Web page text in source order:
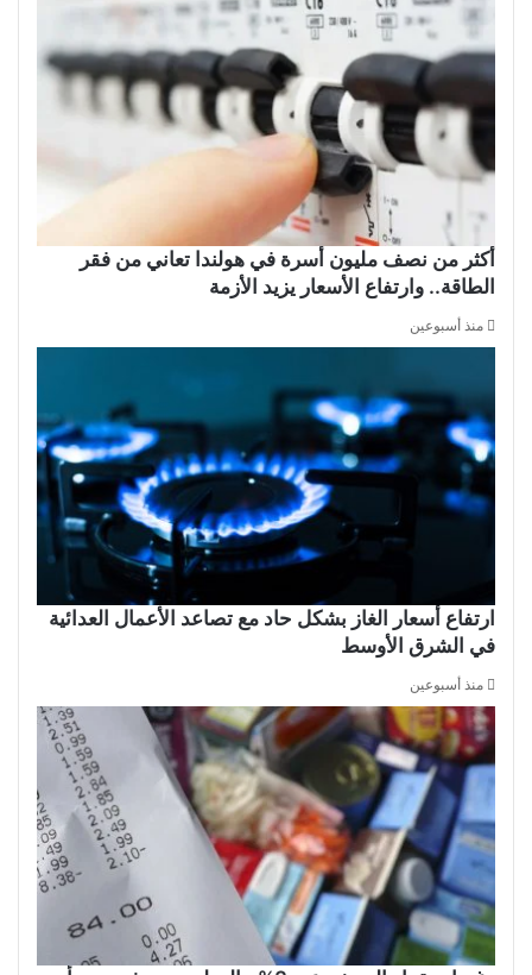
أكثر من نصف مليون أسرة في هولندا تعاني من فقر
الطاقة.. وارتفاع الأسعار يزيد الأزمة
منذ أسبوعين
ارتفاع أسعار الغاز بشكل حاد مع تصاعد الأعمال العدائية
في الشرق الأوسط
منذ أسبوعين